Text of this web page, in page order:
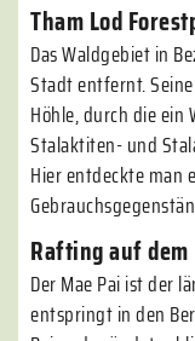
Tham Lod
Das Waldgebiet in
Stadt entfernt.
Höhle, durch die ein
Stalaktiten- und
Hier entdeckte man
Rafting auf dem
Der Mae Pai ist der
entspringt in den